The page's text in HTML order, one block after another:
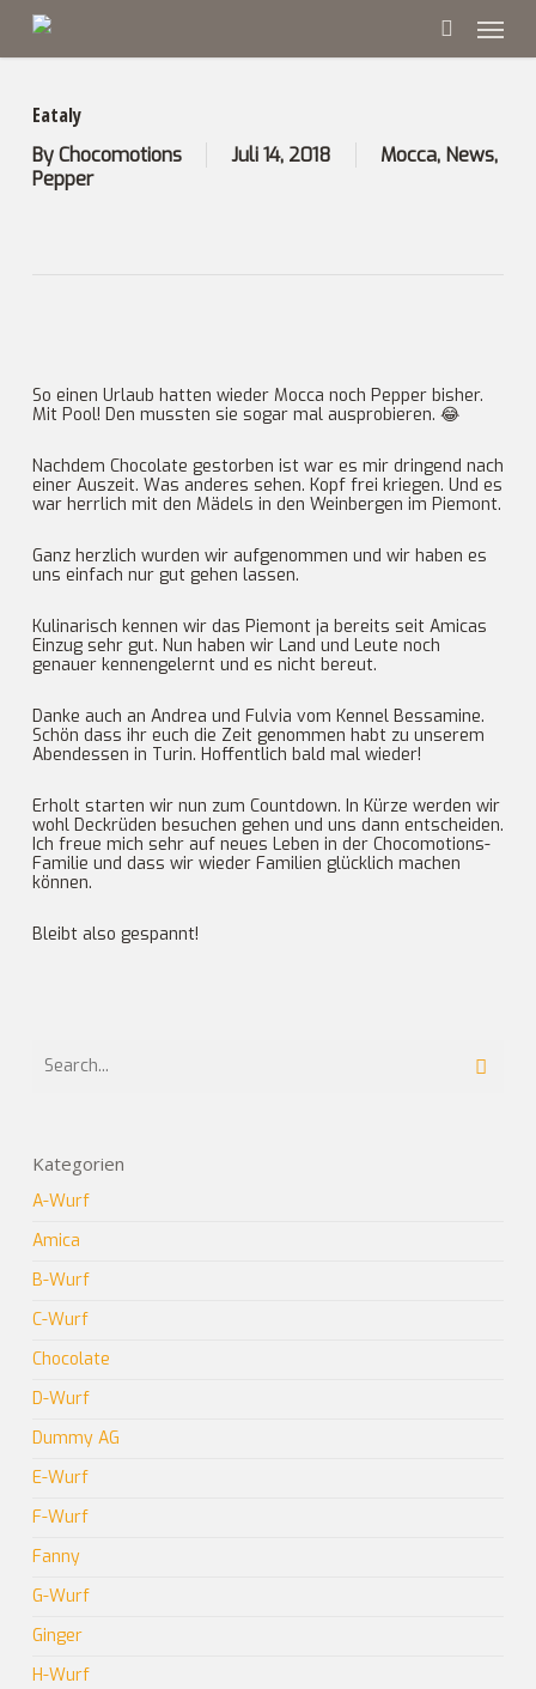
content
search
Menu
Eataly
ByChocomotions Juli 14, 2018 Mocca, News,
Pepper
So einen Urlaub hatten wieder Mocca noch Pepper bisher.
Mit Pool! Den mussten sie sogar mal ausprobieren. 😂
Nachdem Chocolate gestorben ist war es mir dringend nach
einer Auszeit. Was anderes sehen. Kopf frei kriegen. Und es
war herrlich mit den Mädels in den Weinbergen im Piemont.
Ganz herzlich wurden wir aufgenommen und wir haben es
uns einfach nur gut gehen lassen.
Kulinarisch kennen wir das Piemont ja bereits seit Amicas
Einzug sehr gut. Nun haben wir Land und Leute noch
genauer kennengelernt und es nicht bereut.
Danke auch an Andrea und Fulvia vom Kennel Bessamine.
Schön dass ihr euch die Zeit genommen habt zu unserem
Abendessen in Turin. Hoffentlich bald mal wieder!
Erholt starten wir nun zum Countdown. In Kürze werden wir
wohl Deckrüden besuchen gehen und uns dann entscheiden.
Ich freue mich sehr auf neues Leben in der Chocomotions-
Familie und dass wir wieder Familien glücklich machen
können.
Bleibt also gespannt!
Kategorien
A-Wurf
Amica
B-Wurf
C-Wurf
Chocolate
D-Wurf
Dummy AG
E-Wurf
F-Wurf
Fanny
G-Wurf
Ginger
H-Wurf